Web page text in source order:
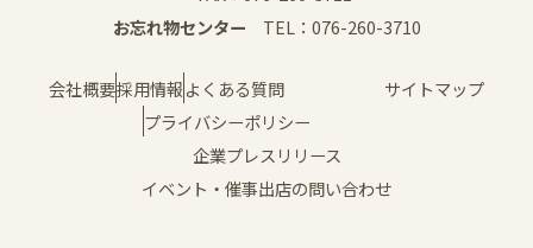
お忘れ物センター TEL：076-260-3710
会社概要採用情報よくある質問
サイトマップ
プライバシーポリシー
企業プレスリリース
イベント・催事出店の問い合わせ